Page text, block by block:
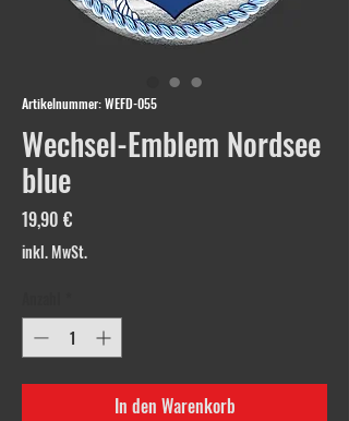
Artikelnummer: WEFD-055
Wechsel-Emblem Nordsee
blue
19,90 €Preis
inkl. MwSt.
In den Warenkorb